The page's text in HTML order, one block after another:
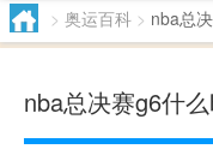
> 奥运百科 > nba总
nba总决赛g6什